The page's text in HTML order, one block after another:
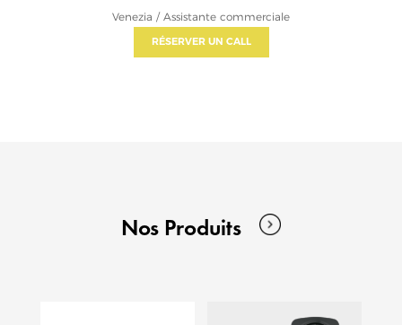
Venezia / Assistante commerciale
RÉSERVER UN CALL
Nos Produits